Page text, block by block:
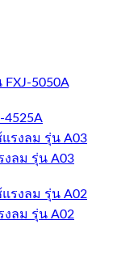
5050A
4525A
งลม รุ่น A03
งลม รุ่น A02